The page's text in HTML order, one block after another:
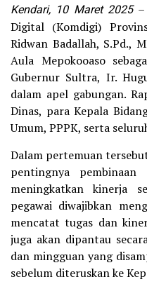
Kendari, 10 Maret 2025–
Digital (Komdigi)
Ridwan Badallah, S.Pd.,
Aula Mepokooaso
Gubernur Sultra, Ir.
dalam apel gabungan.
Dinas, para Kepala
Umum, PPPK, serta
Dalam pertemuan
pentingnya
meningkatkan kinerja
pegawai diwajibkan
mencatat tugas dan
juga akan dipantau
dan mingguan yang
sebelum diteruskan ke